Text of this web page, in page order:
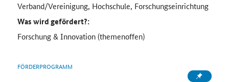
Verband/Vereinigung, Hochschule, Forschungseinrichtung
Was wird gefördert?:
Forschung & Innovation (themenoffen)
FÖRDERPROGRAMM